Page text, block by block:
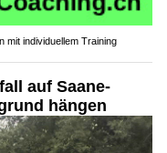
mit individuellem Training
auf Saane-
hängen